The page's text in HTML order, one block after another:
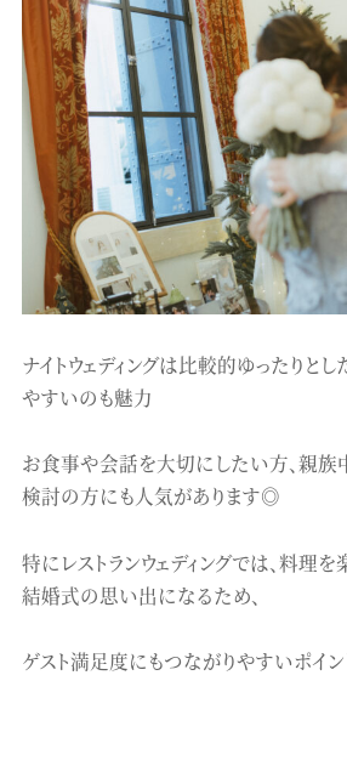
ナイトウェディングは比較的ゆったりと
やすいのも魅力
お食事や会話を大切にしたい方、親
検討の方にも人気があります◎
特にレストランウェディングでは、料理
結婚式の思い出になるため、
ゲスト満足度にもつながりやすいポイン